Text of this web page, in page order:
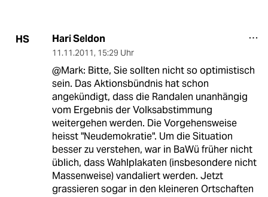
HS Hari Seldon
11.11.2011, 15:29 Uhr
@Mark: Bitte, Sie sollten nicht so optimistisch
sein. Das Aktionsbündnis hat schon
angekündigt, dass die Randalen unanhängig
vom Ergebnis der Volksabstimmung
weitergehen werden. Die Vorgehensweise
heisst "Neudemokratie". Um die Situation
besser zu verstehen, war in BaWü früher nicht
üblich, dass Wahlplakaten (insbesondere nicht
Massenweise) vandaliert werden. Jetzt
grassieren sogar in den kleineren Ortschaften